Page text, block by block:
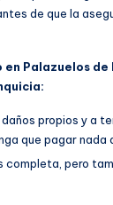
de que la
Palazuelos de
propios y a
que pagar nada
completa, pero